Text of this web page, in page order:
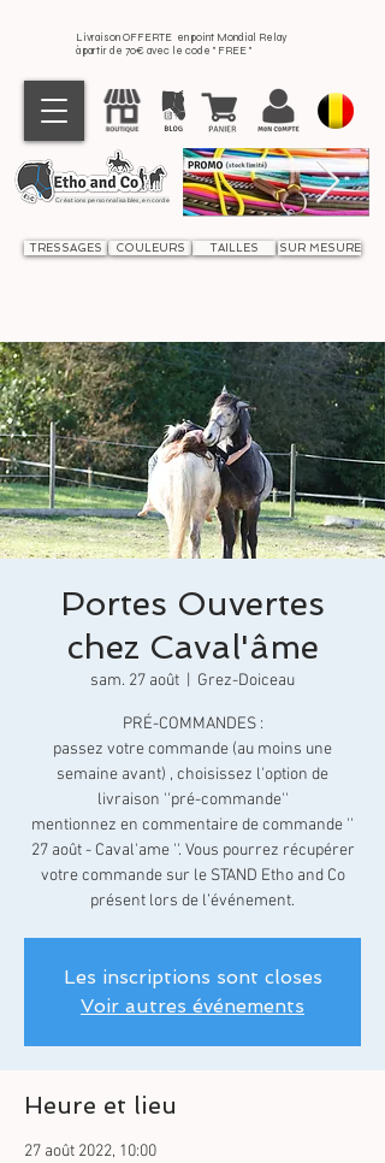
Livraison OFFERTE en point Mondial Relay
à partir de 70€ avec le code " FREE "
Créations personnalisables, en corde
TRESSAGES COULEURS TAILLES SUR MESURE
Portes Ouvertes
chez Caval'âme
sam. 27 août Grez-Doiceau
PRÉ-COMMANDES :
passez votre commande (au moins une
semaine avant) , choisissez l'option de
livraison ''pré-commande''
mentionnez en commentaire de commande ''
27 août - Caval'ame ''. Vous pourrez récupérer
votre commande sur le STAND Etho and Co
présent lors de l’événement.
Les inscriptions sont closes
Voir autres événements
Heure et lieu
27 août 2022, 10:00